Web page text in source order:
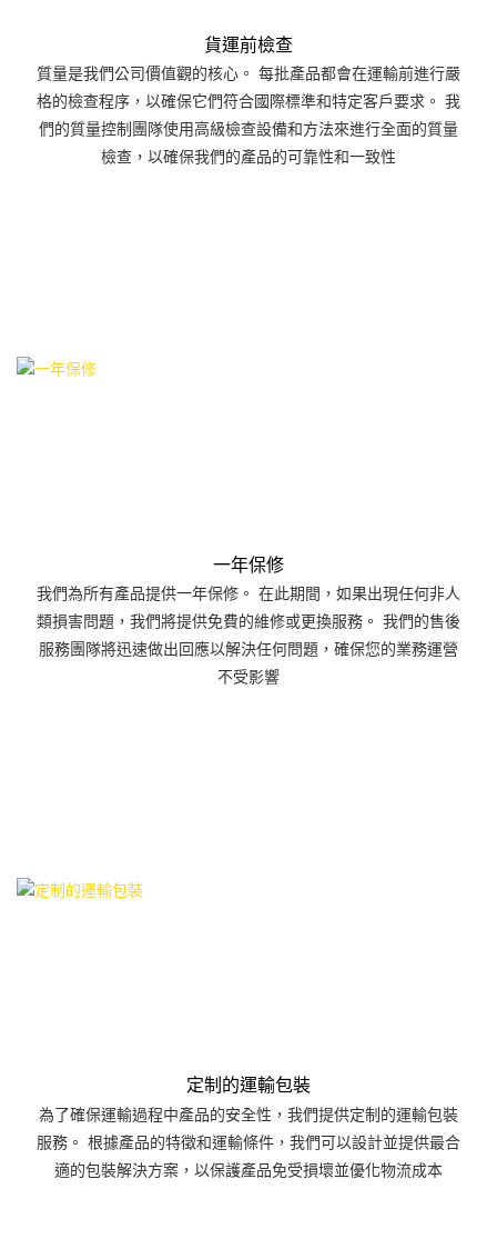
貨運前檢查
質量是我們公司價值觀的核心。 每批產品都會在運輸前進行嚴
格的檢查程序，以確保它們符合國際標準和特定客戶要求。 我
們的質量控制團隊使用高級檢查設備和方法來進行全面的質量
檢查，以確保我們的產品的可靠性和一致性
一年保修
我們為所有產品提供一年保修。 在此期間，如果出現任何非人
類損害問題，我們將提供免費的維修或更換服務。 我們的售後
服務團隊將迅速做出回應以解決任何問題，確保您的業務運營
不受影響
定制的運輸包裝
為了確保運輸過程中產品的安全性，我們提供定制的運輸包裝
服務。 根據產品的特徵和運輸條件，我們可以設計並提供最合
適的包裝解決方案，以保護產品免受損壞並優化物流成本